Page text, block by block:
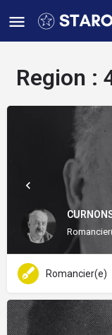
Region :
Romancier(e)